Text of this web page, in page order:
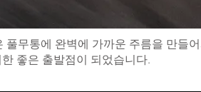
풀무통에 완벽에 가까운 주름을 만들
한 좋은 출발점이 되었습니다.